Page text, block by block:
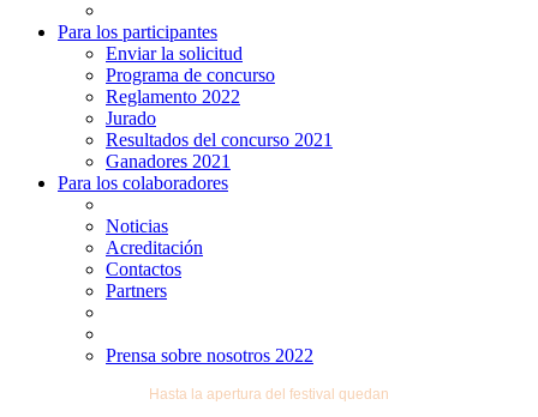
Para los participantes
Enviar la solicitud
Programa de concurso
Reglamento 2022
Jurado
Resultados del concurso 2021
Ganadores 2021
Para los colaboradores
Noticias
Acreditación
Contactos
Partners
Prensa sobre nosotros 2022
Hasta la apertura del festival quedan